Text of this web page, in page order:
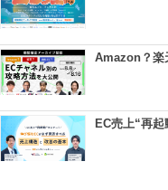
Amazon？楽
EC売上“再